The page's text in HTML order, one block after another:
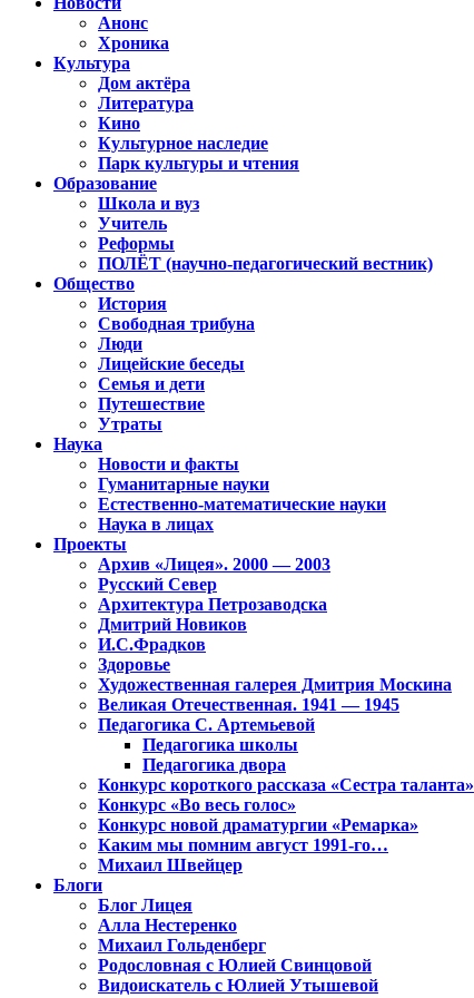
Анонс
Хроника
Культура
Дом актёра
Литература
Кино
Культурное наследие
Парк культуры и чтения
Образование
Школа и вуз
Учитель
Реформы
ПОЛЁТ (научно-педагогический вестник)
Общество
История
Свободная трибуна
Люди
Лицейские беседы
Семья и дети
Путешествие
Утраты
Наука
Новости и факты
Гуманитарные науки
Естественно-математические науки
Наука в лицах
Проекты
Архив «Лицея». 2000 — 2003
Русский Север
Архитектура Петрозаводска
Дмитрий Новиков
И.С.Фрадков
Здоровье
Художественная галерея Дмитрия Москина
Великая Отечественная. 1941 — 1945
Педагогика С. Артемьевой
Педагогика школы
Педагогика двора
Конкурс короткого рассказа «Сестра таланта»
Конкурс «Во весь голос»
Конкурс новой драматургии «Ремарка»
Каким мы помним август 1991-го…
Михаил Швейцер
Блоги
Блог Лицея
Алла Нестеренко
Михаил Гольденберг
Родословная с Юлией Свинцовой
Видоискатель с Юлией Утышевой